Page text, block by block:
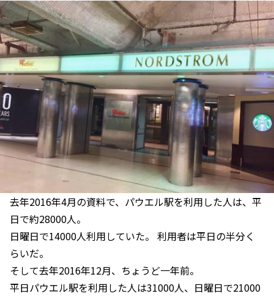
去年2016年4月の資料で、パウエル駅を利用した人は、平
日で約28000人。
日曜日で14000人利用していた。 利用者は平日の半分く
らいだ。
そして去年2016年12月、ちょうど一年前。
平日パウエル駅を利用した人は31000人、日曜日で21000